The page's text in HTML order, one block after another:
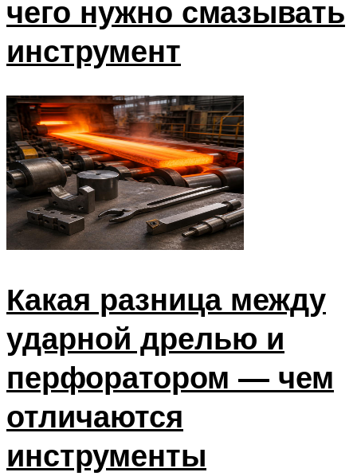
чего нужно смазывать
инструмент
Какая разница между
ударной дрелью и
перфоратором — чем
отличаются
инструменты